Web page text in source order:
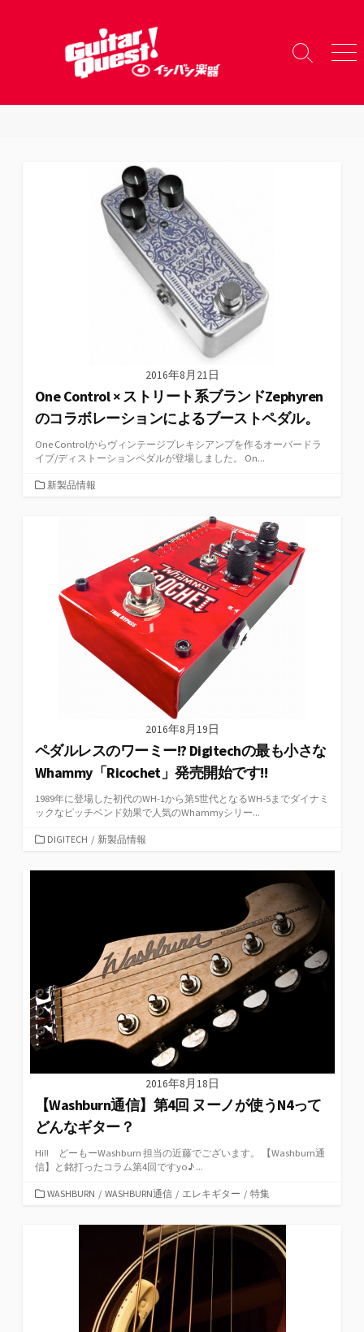
へ
検
り
メ
ー
2016年8月21日
One Control × ストリート系ブランドZephyren
のコラボレーションによるブーストペダル。
One Controlからヴィンテージプレキシアンプを作るオーバードラ
イブ/ディストーションペダルが登場しました。 On...
カ新製品情報
2016年8月19日
ペダルレスのワーミー!? Digitechの最も小さな
Whammy「Ricochet」発売開始です!!
1989年に登場した初代のWH-1から第5世代となるWH-5までダイナミ
ックなピッチベンド効果で人気のWhammyシリー...
カ
ゴ
DIGITECH / 新製品情報
2016年8月18日
【Washburn通信】第4回 ヌーノが使うN4って
どんなギター？
Hi!! どーもーWashburn 担当の近藤でございます。 【Washburn通
信】と銘打ったコラム第4回ですyo♪ ...
カWASHBURN / WASHBURN通信 / エレキギター / 特集